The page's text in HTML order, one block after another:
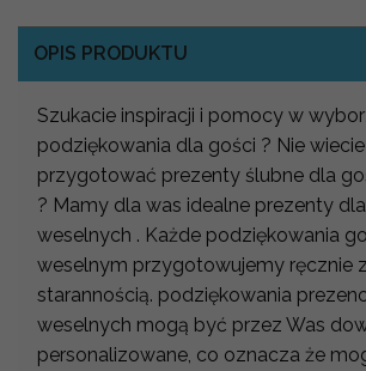
OPIS PRODUKTU
Szukacie inspiracji i pomocy w
podziękowania dla gości ? Nie
przygotować prezenty ślubne dla
? Mamy dla was idealne prezenty
weselnych . Każde podziękowania
weselnym przygotowujemy ręcznie
starannością. podziękowania
weselnych mogą być przez Was
personalizowane, co oznacza że